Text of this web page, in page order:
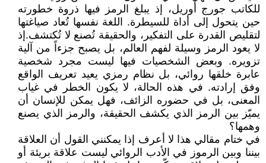
للكاتب جورج أوريل، إذ يبلغ الرمز فيها ذروة خطورته
حين يتحول إلى أداة للسيطرة. اللغة نفسها تُعاد صياغتها
لتقليص القدرة على التفكير، والحقيقة تُصنع لا تُكتشف.إذ
لا يعود الرمز وسيلة لفهم العالم، بل يصبح جزءاً من آلية
تزويره. وبعض الشخصيات فيها ليست مجرد شخصية
عابرة خلقها روائي، بل نظام رمزي يعيد تعريف الواقع
وفق إرادته. في هذه الحالة، لا يكون الخطر في غياب
المعنى، بل في حضوره الزائف، فهل يمكن للإنسان أن
يميّز بين الرمز الذي يكشف الحقيقة، والرمز الذي يصنع
وهمها؟
في ختام مقالي هذا لا أعرف إذا يمكنني القول أن العلاقة
بيننا وبين الرموز في الأدب الروائي ليست علاقة بريئة أو